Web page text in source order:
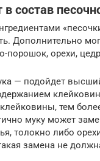
состав
Дополнительно
порошок, орехи,
— подойдет
тем
муку может
толокно либо
замена не